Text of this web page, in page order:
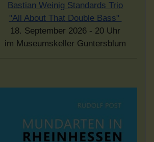
Bastian Weinig Standards Trio
"All About That Double Bass"
18. September 2026 - 20 Uhr
im Museumskeller Guntersblum